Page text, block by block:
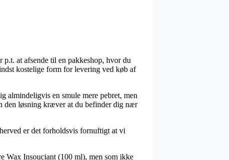
at afsende til en pakkeshop, hvor du
kostelige form for levering ved køb af
almindeligvis en smule mere pebret, men
den løsning kræver at du befinder dig nær
er det forholdsvis fornuftigt at vi
Wax Insouciant (100 ml), men som ikke